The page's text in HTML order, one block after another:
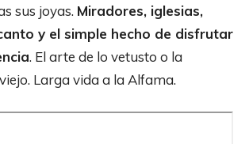
sus joyas. Miradores, iglesias,
y el simple hecho de disfrutar
. El arte de lo vetusto o la
Larga vida a la Alfama.